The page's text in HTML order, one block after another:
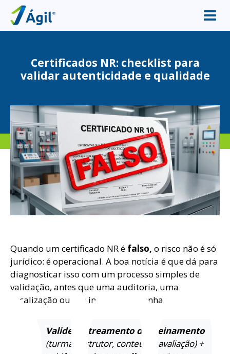
Certificados NR: checklist para
validar autenticidade e qualidade
Quando um certificado NR é falso, o risco não é só
jurídico: é operacional. A boa notícia é que dá para
diagnosticar isso com um processo simples de
validação, antes que uma auditoria, uma
fiscalização ou um incidente exponha a falha.
Valide
rastreamento do treinamento
(turma, instrutor, conteúdo, avaliação) +